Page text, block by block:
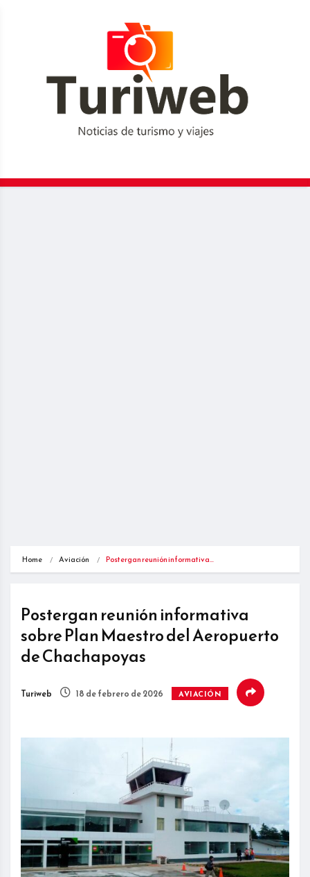
Home Aviación Postergan reunión informativa…
Postergan reunión informativa
sobre Plan Maestro del Aeropuerto
de Chachapoyas
Turiweb 18 de febrero de 2026 AVIACIÓN